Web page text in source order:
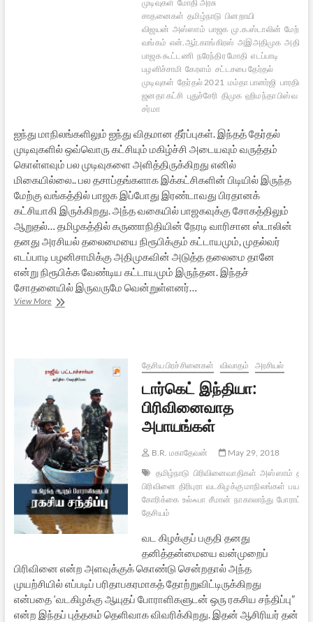
முடிவுகள் மோதி அரசு
சாதனைகள் தமிழ்நாடு பினறாயி
விஜயன் அஸ்ஸாம் பாஜக மு.க.ஸ்டாலின் மேற்கு
வங்கம் என்.ஆர்.காங்கிரஸ் அஇஅதிமுக
பாஜக கூட்டணி நரேந்திர மோதி எடப்பாடி
பழனிச்சாமி கேரளம் சட்டசபை தேர்தல்
முடிவுகள் தேர்தல் 2021 மம்தா பானர்ஜி பாரதிய
ஜனதா கட்சி புதுச்சேரி திமுக ஹிமந்தா பிஸ்வ
சர்மா
ஐந்து மாநிலங்களிலும் ஐந்து விதமான தீர்ப்புகள். இந்தத் தேர்தல்
முடிவுகளில் ஒவ்வொரு கட்சியும் மகிழ்ச்சி அடையவும் வருத்தம்
கொள்ளவும் பல முடிவுகளை அளித்திருக்கிறது எனில்
மிகையில்லை.. பல தசாப்தங்களாக இக்கட்சிகளின் பிடியில் இருந்த
மேற்கு வங்கத்தில் பாஜக இப்போது இரண்டாவது பிரதானக்
கட்சியாகி இருக்கிறது. அந்த வகையில் பாஜகவுக்கு சோகத்திலும்
ஆறுதல்… தமிழகத்தில் கருணாநிதியின் நேரடி வாரிசான ஸ்டாலின்
தனது அரசியல் தலைமையை நிரூபிக்கும் கட்டாயமும், முதல்வர்
எடப்பாடி பழனிசாமிக்கு அதிமுகவின் அடுத்த தலைமை தானே
என்று நிரூபிக்க வேண்டிய கட்டாயமும் இருந்தன. இந்தச்
சோதனையில் இருவருமே வென்றுள்ளனர்…
View Moreஐந்து
தேசிய பிரச்சினைகள் விவாதம் அரசியல்
டார்கெட் இந்தியா:
பிரிவினைவாத
அபாயங்கள்
B.R. மகாதேவன்
May 29, 2018
தமிழ்நாடு பிரிவினைவாதிகள் அஸ்ஸாம்
பிரிவினை திரிபுரா வடகிழக்கு மாநிலங்கள்
கோரிக்கை உல்ஃபா சீமான் நாகாலாந்து
தேசியம்
வட கிழக்குப் பகுதி தனது
தனித்தன்மையை வன்முறைப்
பிரிவினை என்ற அளவுக்குக் கொண்டு சென்றதால் அந்த
முயற்சியில் எப்படிப் பரிதாபகரமாகத் தோற்றுவிட்டிருக்கிறது
என்பதை ‘வடகிழக்கு ஆயுதப் போராளிகளுடன் ஒரு ரகசிய சந்திப்பு”
என்ற இந்தப் புத்தகம் தெளிவாக விவரிக்கிறது. இதன் ஆசிரியர் தன்